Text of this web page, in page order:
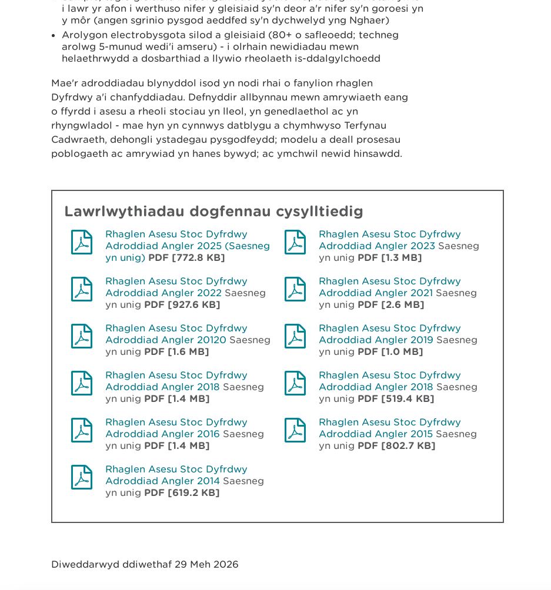
i lawr yr afon i werthuso nifer y gleisiaid sy'n deor a'r nifer sy'n goroesi yn
y môr (angen sgrinio pysgod aeddfed sy'n dychwelyd yng Nghaer)
Arolygon electrobysgota silod a gleisiaid (80+ o safleoedd; techneg
arolwg 5-munud wedi'i amseru) - i olrhain newidiadau mewn
helaethrwydd a dosbarthiad a llywio rheolaeth is-ddalgylchoedd
Mae'r adroddiadau blynyddol isod yn nodi rhai o fanylion rhaglen
Dyfrdwy a'i chanfyddiadau. Defnyddir allbynnau mewn amrywiaeth eang
o ffyrdd i asesu a rheoli stociau yn lleol, yn genedlaethol ac yn
rhyngwladol - mae hyn yn cynnwys datblygu a chymhwyso Terfynau
Cadwraeth, dehongli ystadegau pysgodfeydd; modelu a deall prosesau
poblogaeth ac amrywiad yn hanes bywyd; ac ymchwil newid hinsawdd.
Lawrlwythiadau dogfennau cysylltiedig
Rhaglen Asesu Stoc Dyfrdwy
Adroddiad Angler 2025 (Saesneg
yn unig) PDF [772.8 KB]
Rhaglen Asesu Stoc Dyfrdwy
Adroddiad Angler 2023 Saesneg
yn unig PDF [1.3 MB]
Rhaglen Asesu Stoc Dyfrdwy
Adroddiad Angler 2022 Saesneg
yn unig PDF [927.6 KB]
Rhaglen Asesu Stoc Dyfrdwy
Adroddiad Angler 2021 Saesneg
yn unig PDF [2.6 MB]
Rhaglen Asesu Stoc Dyfrdwy
Adroddiad Angler 20120 Saesneg
yn unig PDF [1.6 MB]
Rhaglen Asesu Stoc Dyfrdwy
Adroddiad Angler 2019 Saesneg
yn unig PDF [1.0 MB]
Rhaglen Asesu Stoc Dyfrdwy
Adroddiad Angler 2018 Saesneg
yn unig PDF [1.4 MB]
Rhaglen Asesu Stoc Dyfrdwy
Adroddiad Angler 2018 Saesneg
yn unig PDF [519.4 KB]
Rhaglen Asesu Stoc Dyfrdwy
Adroddiad Angler 2016 Saesneg
yn unig PDF [1.4 MB]
Rhaglen Asesu Stoc Dyfrdwy
Adroddiad Angler 2015 Saesneg
yn unig PDF [802.7 KB]
Rhaglen Asesu Stoc Dyfrdwy
Adroddiad Angler 2014 Saesneg
yn unig PDF [619.2 KB]
Diweddarwyd ddiwethaf 29 Meh 2026